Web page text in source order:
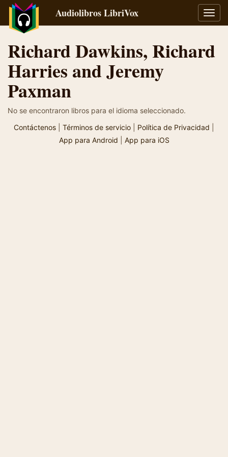
Audiolibros LibriVox
Richard Dawkins, Richard
Harries and Jeremy
Paxman
No se encontraron libros para el idioma seleccionado.
Contáctenos
Términos de servicio Política de Privacidad
App para Android
App para iOS